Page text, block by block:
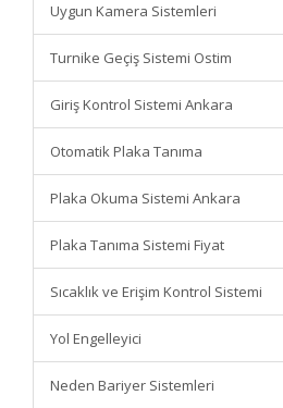
Uygun Kamera Sistemleri
Turnike Geçiş Sistemi Ostim
Giriş Kontrol Sistemi Ankara
Otomatik Plaka Tanıma
Plaka Okuma Sistemi Ankara
Plaka Tanıma Sistemi Fiyat
Sıcaklık ve Erişim Kontrol Sistemi
Yol Engelleyici
Neden Bariyer Sistemleri